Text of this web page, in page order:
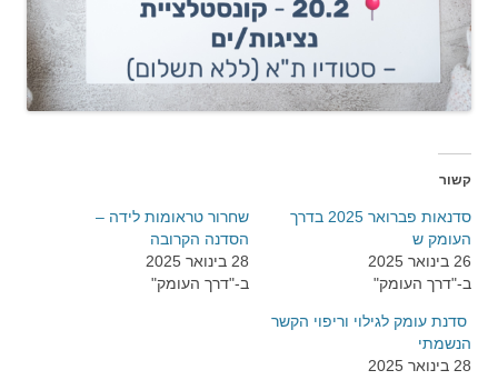
קשור
סדנאות פברואר 2025 בדרך
העומק ש
26 בינואר 2025
ב-"דרך העומק"
שחרור טראומות לידה –
הסדנה הקרובה
28 בינואר 2025
ב-"דרך העומק"
סדנת עומק לגילוי וריפוי הקשר
הנשמתי
28 בינואר 2025